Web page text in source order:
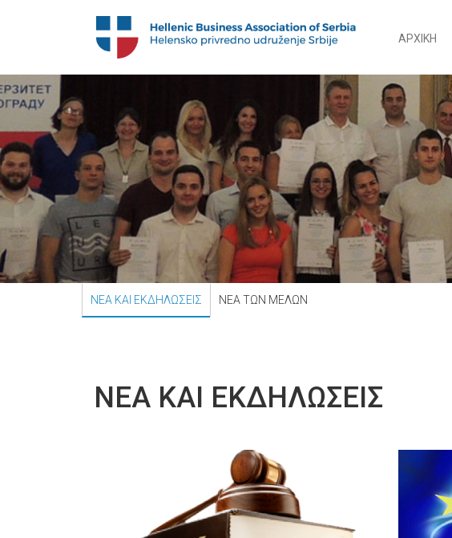
ΑΡΧΙΚΗ
ΝΕΑ ΚΑΙ ΕΚΔΗΛΩΣΕΙΣ ΝΕΑ ΤΩΝ ΜΕΛΩΝ
ΝΕΑ ΚΑΙ ΕΚΔΗΛΩΣΕΙΣ